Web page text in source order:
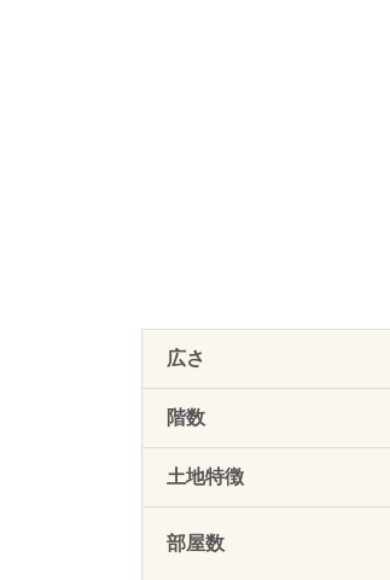
広さ
階数
土地特徴
部屋数